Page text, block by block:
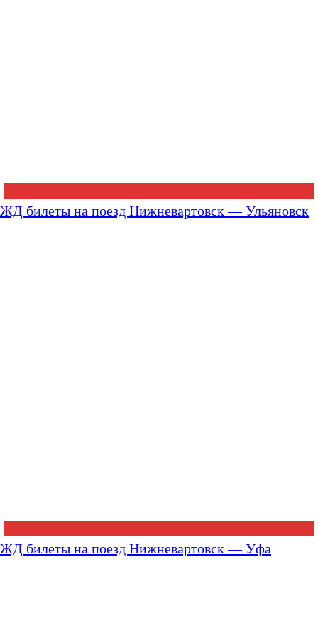
ЖД билеты на поезд Нижневартовск — Ульяновск
ЖД билеты на поезд Нижневартовск — Уфа